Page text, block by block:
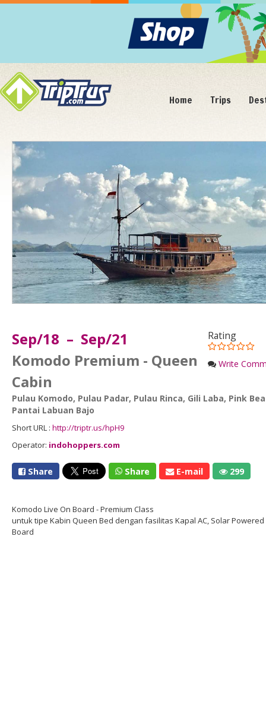
Home Trips
Rating
Write
Sep/18 – Sep/21
Komodo Premium - Queen
Cabin
Pulau Komodo, Pulau Padar, Pulau Rinca, Gili Laba, Pink
Pantai Labuan Bajo
Short URL : http://triptr.us/hpH9
Operator: indohoppers.com
Share Share E-mail 299
Komodo Live On Board - Premium Class
untuk tipe Kabin Queen Bed dengan fasilitas Kapal AC, Solar
Board